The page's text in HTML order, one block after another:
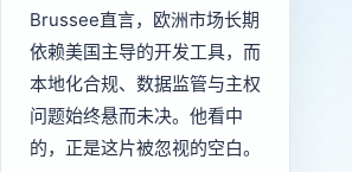
Brussee直言，欧洲市场长期
依赖美国主导的开发工具，而
本地化合规、数据监管与主权
问题始终悬而未决。他看中
的，正是这片被忽视的空白。